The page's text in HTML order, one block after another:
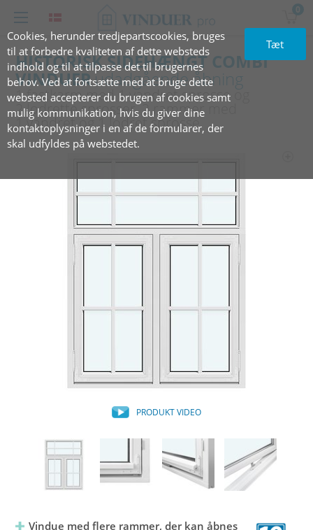
Cookies, herunder tredjepartscookies, bruges
til at forbedre kvaliteten af dette websteds
indhold og til at tilpasse det til brugernes
behov. Ved at fortsætte med at bruge dette
websted accepterer du brugen af cookies samt
mulig kommunikation, hvis du giver dine
kontaktoplysninger i en af de formularer, der
skal udfyldes på webstedet.
Tæt
0
HISTORISK SIDEHÆNGT COMBI
VINDUERudadgående åbning
1 fastkarm med 1 vandret sprosse og
2 lodrette sprosser, 2 rammer med
1 vandret og 1 lodret sprosse
PRODUKT VIDEO
Vindue med flere rammer, der kan åbnes